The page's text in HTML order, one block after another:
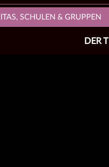
SCHULEN & GRUPPEN
DER